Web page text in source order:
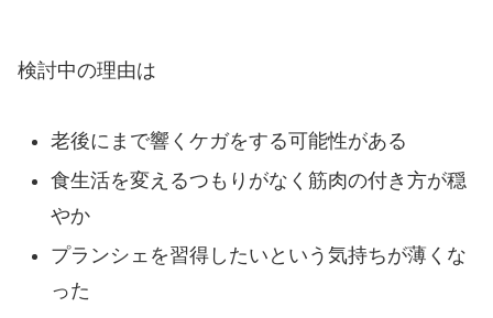
検討中の理由は
老後にまで響くケガをする可能性がある
食生活を変えるつもりがなく筋肉の付き方が穏
やか
プランシェを習得したいという気持ちが薄くな
った